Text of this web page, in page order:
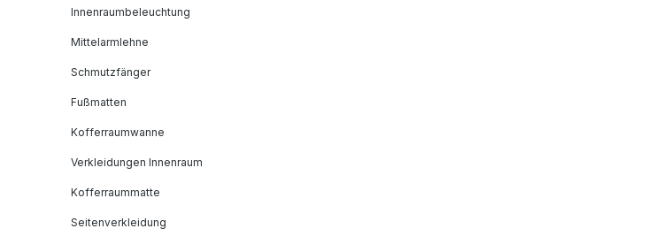
Innenraumbeleuchtung
Mittelarmlehne
Schmutzfänger
Fußmatten
Kofferraumwanne
Verkleidungen Innenraum
Kofferraummatte
Seitenverkleidung